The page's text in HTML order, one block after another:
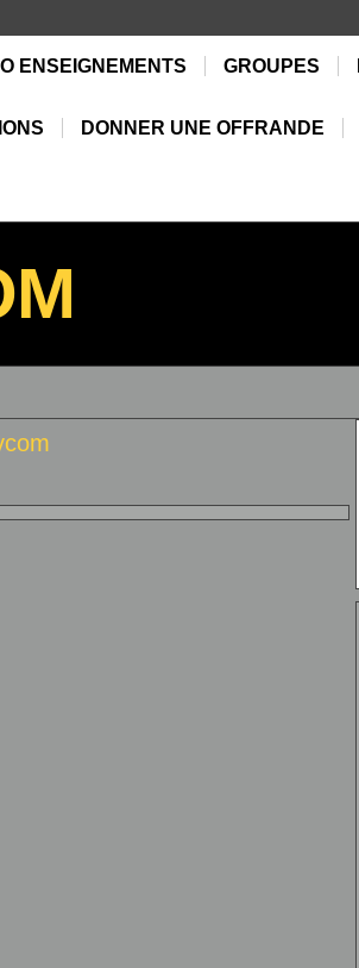
ENSEIGNEMENTS GROUPES
DONNER UNE OFFRANDE